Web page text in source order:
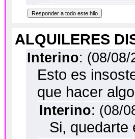
ALQUILERES
Interino: (08/08/
Esto es
que hacer
Interino: (08/
Si, quedarte